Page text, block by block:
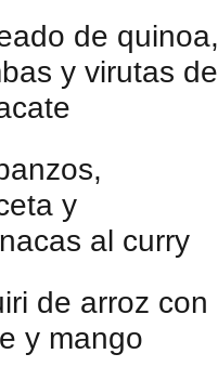
de quinoa,
y virutas de
y
al curry
de arroz con
y mango